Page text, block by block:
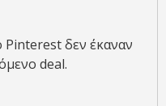
δεν έκαναν
deal.